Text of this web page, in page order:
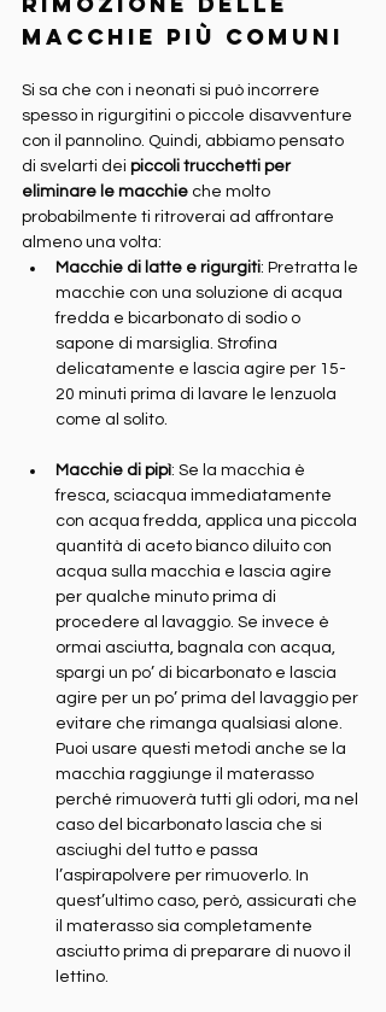
macchie più comuni
Si sa che con i neonati si può incorrere
spesso in rigurgitini o piccole disavventure
con il pannolino. Quindi, abbiamo pensato
di svelarti dei piccoli trucchetti per
eliminare le macchie che molto
probabilmente ti ritroverai ad affrontare
almeno una volta:
Macchie di latte e rigurgiti: Pretratta le
macchie con una soluzione di acqua
fredda e bicarbonato di sodio o
sapone di marsiglia. Strofina
delicatamente e lascia agire per 15-
20 minuti prima di lavare le lenzuola
come al solito.
Macchie di pipì: Se la macchia è
fresca, sciacqua immediatamente
con acqua fredda, applica una piccola
quantità di aceto bianco diluito con
acqua sulla macchia e lascia agire
per qualche minuto prima di
procedere al lavaggio. Se invece è
ormai asciutta, bagnala con acqua,
spargi un po’ di bicarbonato e lascia
agire per un po’ prima del lavaggio per
evitare che rimanga qualsiasi alone.
Puoi usare questi metodi anche se la
macchia raggiunge il materasso
perché rimuoverà tutti gli odori, ma nel
caso del bicarbonato lascia che si
asciughi del tutto e passa
l’aspirapolvere per rimuoverlo. In
quest’ultimo caso, però, assicurati che
il materasso sia completamente
asciutto prima di preparare di nuovo il
lettino.